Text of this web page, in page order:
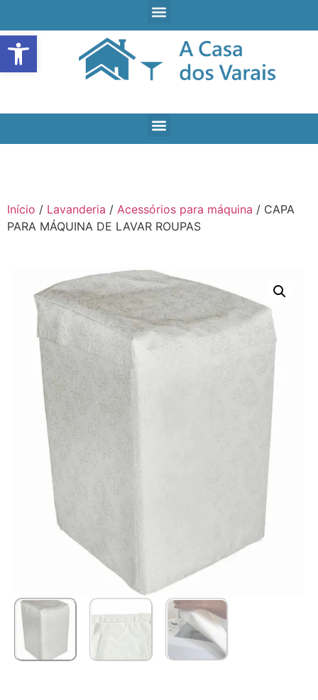
Open toolbar
Início / Lavanderia / Acessórios para máquina / CAPA
PARA MÁQUINA DE LAVAR ROUPAS